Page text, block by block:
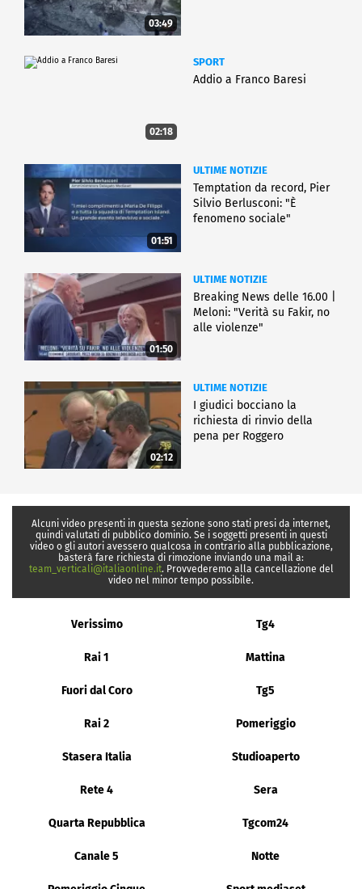
03:49
02:18
SPORT
Addio a Franco Baresi
01:51
ULTIME NOTIZIE
Temptation da record, Pier
Silvio Berlusconi: "È
fenomeno sociale"
01:50
ULTIME NOTIZIE
Breaking News delle 16.00 |
Meloni: "Verità su Fakir, no
alle violenze"
02:12
ULTIME NOTIZIE
I giudici bocciano la
richiesta di rinvio della
pena per Roggero
Alcuni video presenti in questa sezione sono stati presi da internet,
quindi valutati di pubblico dominio. Se i soggetti presenti in questi
video o gli autori avessero qualcosa in contrario alla pubblicazione,
basterà fare richiesta di rimozione inviando una mail a:
team_verticali@italiaonline.it. Provvederemo alla cancellazione del
video nel minor tempo possibile.
Verissimo Tg4
Rai 1 Mattina
Fuori dal Coro Tg5
Rai 2 Pomeriggio
Stasera Italia Studioaperto
Rete 4 Sera
Quarta Repubblica Tgcom24
Canale 5 Notte